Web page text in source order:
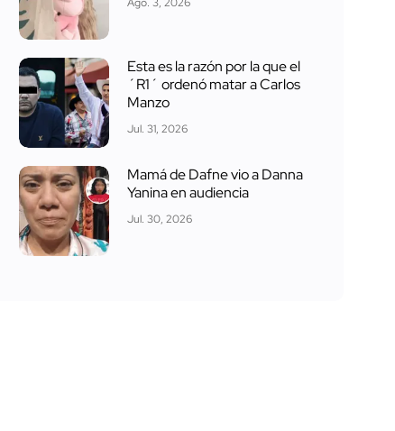
Esta es la razón por la que el
´R1´ ordenó matar a Carlos
Manzo
Jul. 31, 2026
Mamá de Dafne vio a Danna
Yanina en audiencia
Jul. 30, 2026